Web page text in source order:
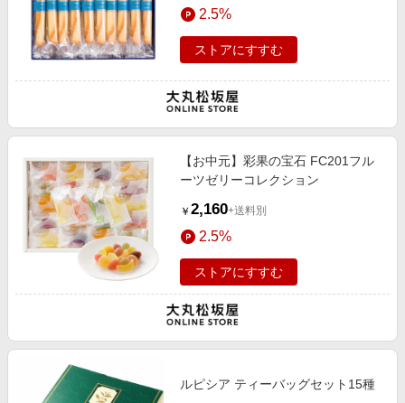
2.5%
ストアにすすむ
【お中元】彩果の宝石 FC201フル
ーツゼリーコレクション
￥ 2,160+送料別
2.5%
ストアにすすむ
ルピシア ティーバッグセット15種